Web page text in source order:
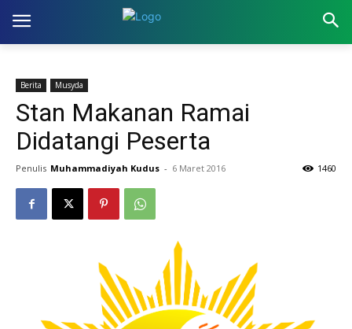
Berita Musyda
Stan Makanan Ramai
Didatangi Peserta
Penulis Muhammadiyah Kudus - 6 Maret 2016 1460